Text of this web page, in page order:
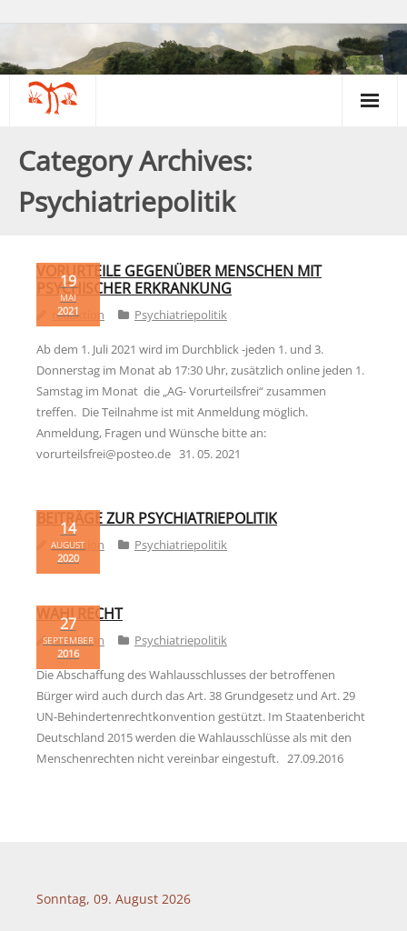
Kontakt & Beratung
Gartengruppe
Galerie & Museum
Psychiatrie & Politik
Termine & Infos
Links
Anfahrt
Category Archives:
Psychiatriepolitik
VORURTEILE GEGENÜBER MENSCHEN MIT
PSYCHISCHER ERKRANKUNG
19
MAI
2021
redaktion Psychiatriepolitik
Ab dem 1. Juli 2021 wird im Durchblick -jeden 1. und 3.
Donnerstag im Monat ab 17:30 Uhr, zusätzlich online jeden 1.
Samstag im Monat die „AG- Vorurteilsfrei“ zusammen
treffen. Die Teilnahme ist mit Anmeldung möglich.
Anmeldung, Fragen und Wünsche bitte an:
vorurteilsfrei@posteo.de 31. 05. 2021
BEITRÄGE ZUR PSYCHIATRIEPOLITIK
14
AUGUST
2020
redaktion Psychiatriepolitik
WAHLRECHT
27
SEPTEMBER
2016
redaktion Psychiatriepolitik
Die Abschaffung des Wahlausschlusses der betroffenen
Bürger wird auch durch das Art. 38 Grundgesetz und Art. 29
UN-Behindertenrechtkonvention gestützt. Im Staatenbericht
Deutschland 2015 werden die Wahlausschlüsse als mit den
Menschenrechten nicht vereinbar eingestuft. 27.09.2016
Sonntag, 09. August 2026